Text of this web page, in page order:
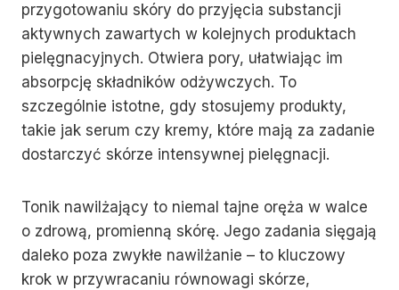
przygotowaniu skóry do przyjęcia substancji
aktywnych zawartych w kolejnych produktach
pielęgnacyjnych. Otwiera pory, ułatwiając im
absorpcję składników odżywczych. To
szczególnie istotne, gdy stosujemy produkty,
takie jak serum czy kremy, które mają za zadanie
dostarczyć skórze intensywnej pielęgnacji.
Tonik nawilżający to niemal tajne oręża w walce
o zdrową, promienną skórę. Jego zadania sięgają
daleko poza zwykłe nawilżanie – to kluczowy
krok w przywracaniu równowagi skórze,